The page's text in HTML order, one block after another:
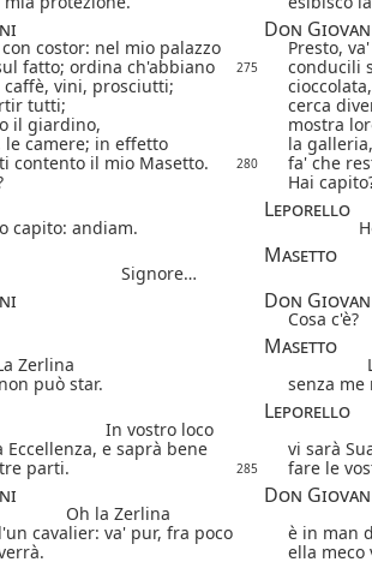
Don
costor: nel mio palazzo Presto,
fatto; ordina ch'abbiano 275
conducili
caffè, vini, prosciutti;
tutti;
cerca
il giardino,
mostra
le camere; in effetto
la
contento il mio Masetto. 280
fa' che
Hai
Leporello
capito: andiam.
Masetto
Signore…
Don
Cosa c'è?
Masetto
Zerlina
può star.
senza me
Leporello
In vostro loco
Eccellenza, e saprà bene
vi sarà
parti. 285 fare le
Don
Oh la Zerlina
cavalier: va' pur, fra poco
è in man
ella meco